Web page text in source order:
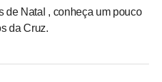
de Natal , conheça um pouco
da Cruz.